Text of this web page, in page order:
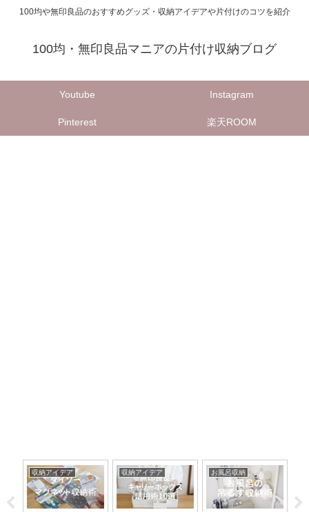
100均や無印良品のおすすめグッズ・収納アイデアや片付けのコツを紹介
100均・無印良品マニアの片付け収納ブログ
Youtube Instagram
Pinterest 楽天ROOM
収納アイデア 収納アイデア お風呂収納